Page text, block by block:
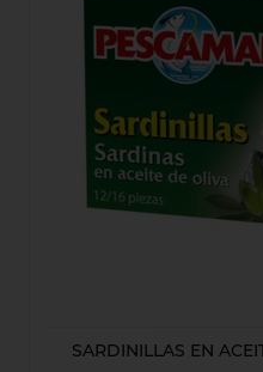
SARDINILLAS EN